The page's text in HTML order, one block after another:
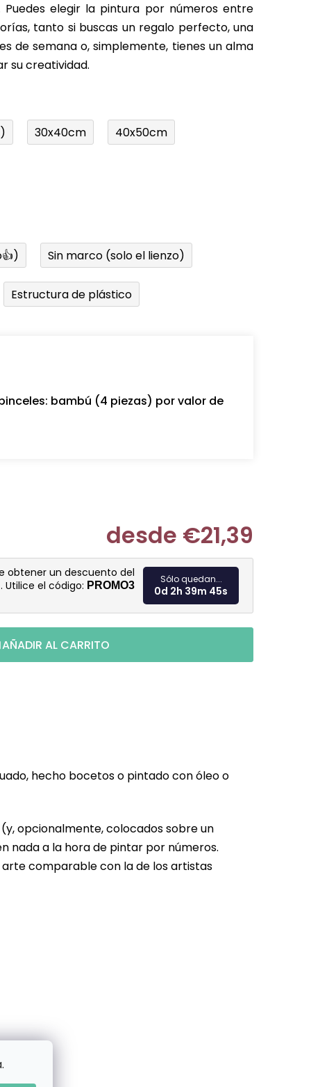
elegir la pintura por números entre
tanto si buscas un regalo perfecto, una
de semana o, simplemente, tienes un alma
su creatividad.
30x40cm 40x50cm
Sin marco (solo el lienzo)
Estructura de plástico
bambú (4 piezas) por valor de
desde €21,39
Medir
obtener un descuento del
. Utilice el código: PROMO3
Sólo quedan...
0d 2h 39m 44s
AÑADIR AL CARRITO
hecho bocetos o pintado con óleo o
opcionalmente, colocados sobre un
nada a la hora de pintar por números.
comparable con la de los artistas